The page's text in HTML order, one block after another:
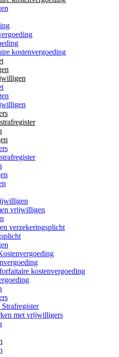
kostenvergoeding
vrijwilligen
verzekeringsplicht
kostenvergoeding
met vrijwilligers